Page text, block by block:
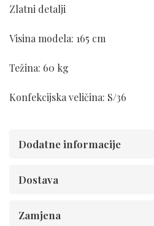
Zlatni detalji
Visina modela: 165 cm
Težina: 60 kg
Konfekcijska veličina: S/36
Dodatne informacije
Dostava
Zamjena